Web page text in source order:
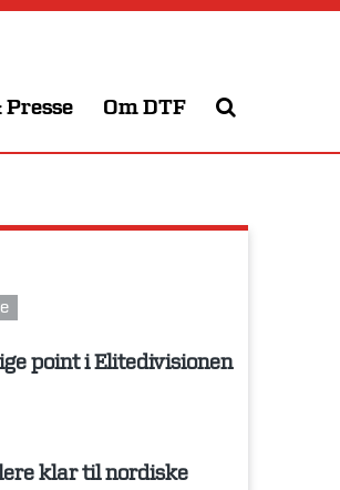
Om DTF
point i Elitedivisionen
klar til nordiske